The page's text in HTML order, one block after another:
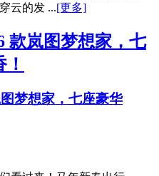
云的发 ...[更多]
梦想家，七座豪华